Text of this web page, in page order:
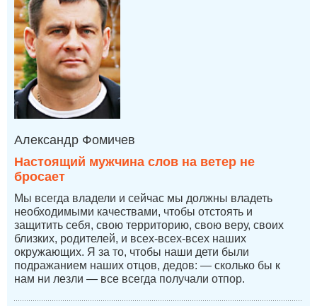
Александр Фомичев
Настоящий мужчина слов на ветер не
бросает
Мы всегда владели и сейчас мы должны владеть
необходимыми качествами, чтобы отстоять и
защитить себя, свою территорию, свою веру, своих
близких, родителей, и всех-всех-всех наших
окружающих. Я за то, чтобы наши дети были
подражанием наших отцов, дедов: — сколько бы к
нам ни лезли — все всегда получали отпор.